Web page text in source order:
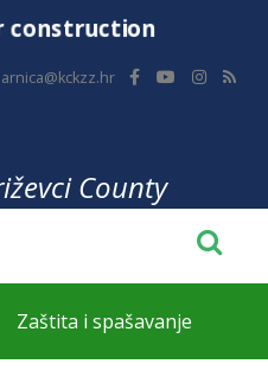
construction
County
Zaštita i spašavanje